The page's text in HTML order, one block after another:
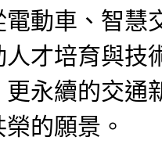
動車、智慧
才培育與技
永續的交通
的願景。